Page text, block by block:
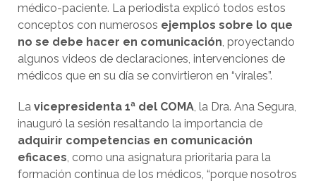
médico-paciente. La periodista explicó todos estos
conceptos con numerosos ejemplos sobre lo que
no se debe hacer en comunicación , proyectando
algunos videos de declaraciones, intervenciones de
médicos que en su día se convirtieron en “virales”.
La vicepresidenta 1ª del COMA , la Dra. Ana Segura,
inauguró la sesión resaltando la importancia de
adquirir competencias en comunicación
eficaces , como una asignatura prioritaria para la
formación continua de los médicos, “porque nosotros